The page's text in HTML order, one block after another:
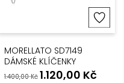
MORELLATO SD7149
DÁMSKÉ KLÍČENKY
1.400,00Kč 1.120,00 Kč